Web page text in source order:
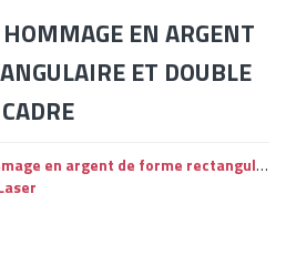
EN ARGENT
ET DOUBLE
CADRE
argent de forme rectangulaire et double cadre